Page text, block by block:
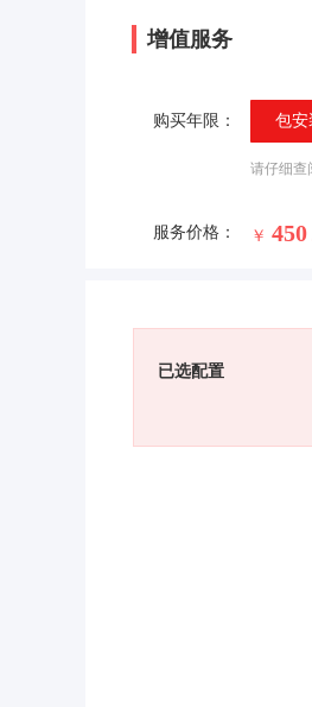
增值服务
购买年限： 包安
请仔细查
服务价格： ￥ 450
已选配置